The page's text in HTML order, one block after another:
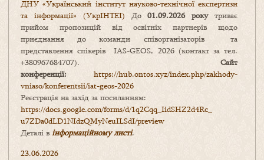
ДНУ «Український інститут науково-технічної експертизи
та інформації» (УкрІНТЕІ) До01.09.2026 рокутриває
прийом пропозицій від освітніх партнерів щодо
приєднання до команди співорганізаторів та
представлення спікерів IAS-GEOS, 2026 (контакт за тел.
+380967684707). Сайт
конференції: https://hub.ontos.xyz/index.php/zakhody-
vniaso/konferentsii/iat-geos-2026
Реєстрація на захід за посиланням:
https://docs.google.com/forms/d/1q2Cqq_IidSHZ2d4Rc_
u7ZDa0dLD1NIdzQMyNeuILSdI/preview
Деталі в інформаційному листі.
23.06.2026